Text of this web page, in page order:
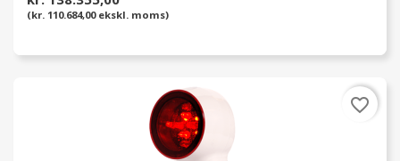
(kr. 110.684,00 ekskl. moms)
favorite_border